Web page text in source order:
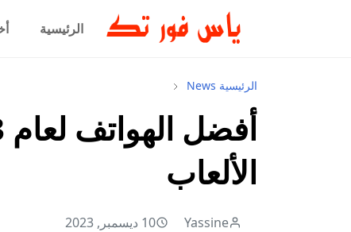
الرئيسية
الرئيسية News
الألعاب
Yassine 10 ديسمبر, 2023